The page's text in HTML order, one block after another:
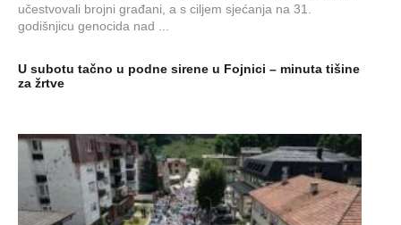
učestvovali brojni građani, a s ciljem sjećanja na 31.
godišnjicu genocida nad ...
U subotu tačno u podne sirene u Fojnici – minuta tišine
za žrtve